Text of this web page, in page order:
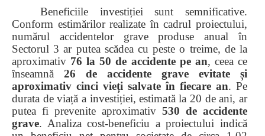
Beneficiile investiției sunt semnificative.
Conform estimărilor realizate în cadrul proiectului,
numărul accidentelor grave produse anual în
Sectorul 3 ar putea scădea cu peste o treime, de la
aproximativ 76 la 50 de accidente pe an, ceea ce
înseamnă 26 de accidente grave evitate și
aproximativ cinci vieți salvate în fiecare an. Pe
durata de viață a investiției, estimată la 20 de ani, ar
putea fi prevenite aproximativ 530 de accidente
grave. Analiza cost-beneficiu a proiectului indică